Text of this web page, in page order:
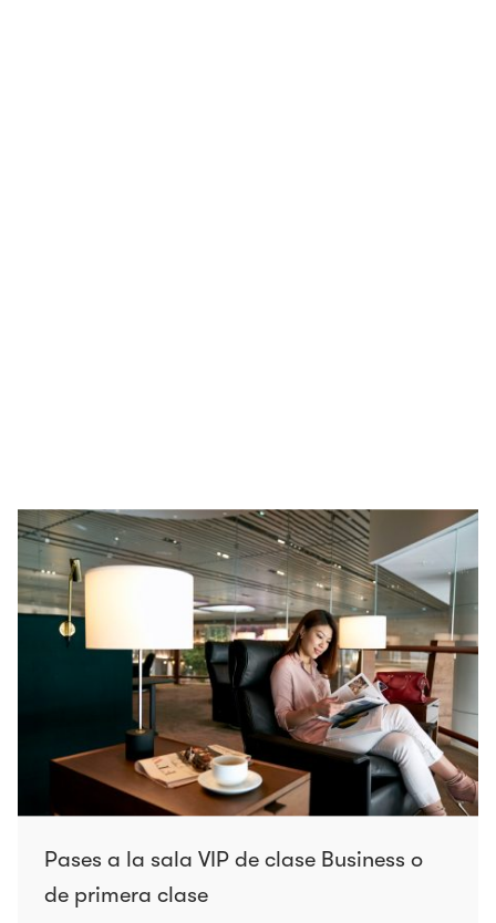
Pases a la sala VIP de clase Business o
de primera clase